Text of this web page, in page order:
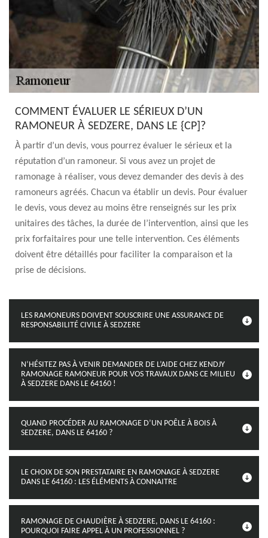
COMMENT ÉVALUER LE SÉRIEUX D’UN
RAMONEUR À SEDZERE, DANS LE {CP]?
À partir d’un devis, vous pourrez évaluer le sérieux et la
réputation d’un ramoneur. Si vous avez un projet de
ramonage à réaliser, vous devez demander des devis à des
ramoneurs agréés. Chacun va établir un devis. Pour évaluer
le devis, vous devez au moins être renseignés sur les prix
unitaires des tâches, la durée de l’intervention, ainsi que les
prix forfaitaires pour une telle intervention. Ces éléments
doivent être détaillés pour faciliter la comparaison et la
prise de décisions.
LES RAMONEURS DOIVENT SOUSCRIRE UNE ASSURANCE DE
RESPONSABILITÉ CIVILE À SEDZERE
N’HÉSITEZ PAS À VENIR DEMANDER DE L’AIDE CHEZ KENDJY
RAMONAGE RAMONEUR POUR VOS TRAVAUX DANS CE MILIEU
À SEDZERE DANS LE 64160 !
QUAND PROCÉDER AU RAMONAGE D’UN POÊLE À BOIS À
SEDZERE, DANS LE 64160 ?
LE CHOIX DE SON PRESTATAIRE EN RAMONAGE À SEDZERE
DANS LE 64160 : LES ÉLÉMENTS À CONNAITRE
RAMONAGE DE CHAUDIÈRE À SEDZERE, DANS LE 64160 :
POURQUOI FAIRE APPEL À UN PROFESSIONNEL ?